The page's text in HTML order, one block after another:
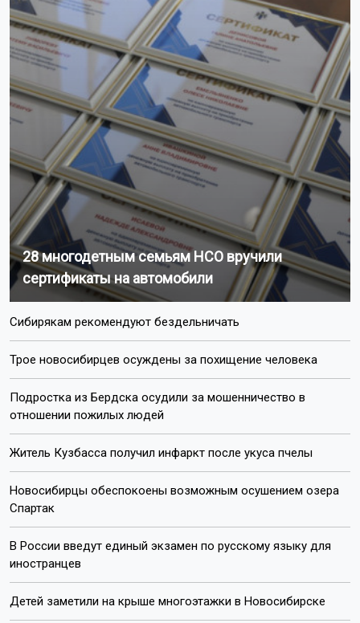
28 многодетным семьям НСО вручили
сертификаты на автомобили
Сибирякам рекомендуют бездельничать
Трое новосибирцев осуждены за похищение человека
Подростка из Бердска осудили за мошенничество в
отношении пожилых людей
Житель Кузбасса получил инфаркт после укуса пчелы
Новосибирцы обеспокоены возможным осушением озера
Спартак
В России введут единый экзамен по русскому языку для
иностранцев
Детей заметили на крыше многоэтажки в Новосибирске